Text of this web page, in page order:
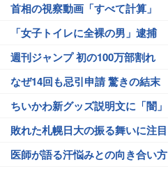
首相の視察動画「すべて計算」
「女子トイレに全裸の男」逮捕
週刊ジャンプ 初の100万部割れ
なぜ14回も忌引申請 驚きの結末
ちいかわ新グッズ説明文に「闇」
敗れた札幌日大の振る舞いに注目
医師が語る汗悩みとの向き合い方